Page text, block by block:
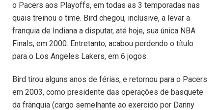
o Pacers aos Playoffs, em todas as 3 temporadas nas
quais treinou o time. Bird chegou, inclusive, a levar a
franquia de Indiana a disputar, até hoje, sua única NBA
Finals, em 2000. Entretanto, acabou perdendo o título
para o Los Angeles Lakers, em 6 jogos.
Bird tirou alguns anos de férias, e retornou para o Pacers
em 2003, como presidente das operações de basquete
da franquia (cargo semelhante ao exercido por Danny